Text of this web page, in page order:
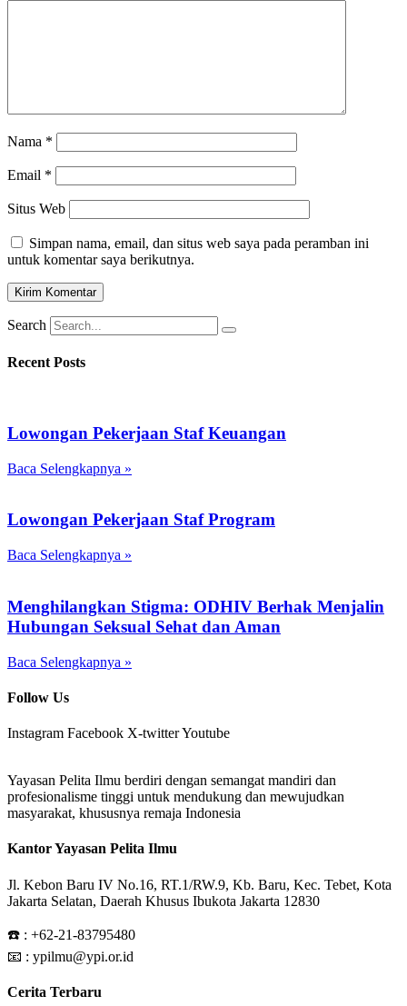
Nama *
Email *
Situs Web
Simpan nama, email, dan situs web saya pada peramban ini
untuk komentar saya berikutnya.
Search
Recent Posts
Lowongan Pekerjaan Staf Keuangan
Baca Selengkapnya »
Lowongan Pekerjaan Staf Program
Baca Selengkapnya »
Menghilangkan Stigma: ODHIV Berhak Menjalin
Hubungan Seksual Sehat dan Aman
Baca Selengkapnya »
Follow Us
Instagram Facebook X-twitterYoutube
Yayasan Pelita Ilmu berdiri dengan semangat mandiri dan
profesionalisme tinggi untuk mendukung dan mewujudkan
masyarakat, khususnya remaja Indonesia
Kantor Yayasan Pelita Ilmu
Jl. Kebon Baru IV No.16, RT.1/RW.9, Kb. Baru, Kec. Tebet, Kota
Jakarta Selatan, Daerah Khusus Ibukota Jakarta 12830
☎️ : +62-21-83795480
📧 : ypilmu@ypi.or.id
Cerita Terbaru